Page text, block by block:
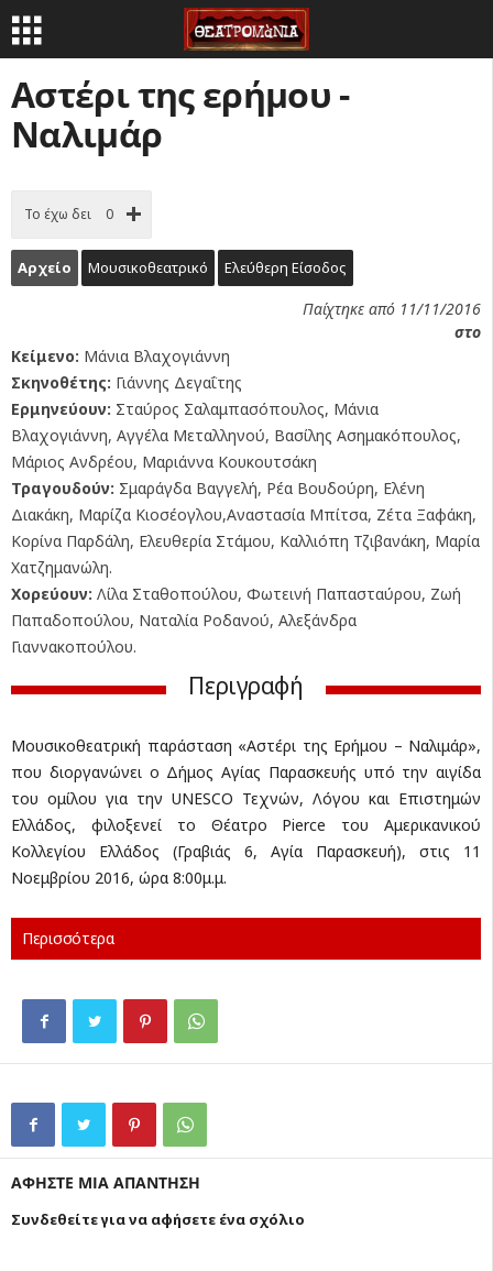
Αστέρι της ερήμου -
Ναλιμάρ
Το έχω δει 0
Αρχείο Μουσικοθεατρικό Ελεύθερη Είσοδος
Παίχτηκε από 11/11/2016
στο
Κείμενο: Μάνια Βλαχογιάννη
Σκηνοθέτης: Γιάννης Δεγαΐτης
Ερμηνεύουν: Σταύρος Σαλαμπασόπουλος, Μάνια
Βλαχογιάννη, Αγγέλα Μεταλληνού, Βασίλης Ασημακόπουλος,
Μάριος Ανδρέου, Μαριάννα Κουκουτσάκη
Τραγουδούν: Σμαράγδα Βαγγελή, Ρέα Βουδούρη, Ελένη
Διακάκη, Μαρίζα Κιοσέογλου,Αναστασία Μπίτσα, Ζέτα Ξαφάκη,
Κορίνα Παρδάλη, Ελευθερία Στάμου, Καλλιόπη Τζιβανάκη, Μαρία
Χατζημανώλη.
Χορεύουν: Λίλα Σταθοπούλου, Φωτεινή Παπασταύρου, Ζωή
Παπαδοπούλου, Ναταλία Ροδανού, Αλεξάνδρα
Γιαννακοπούλου.
Περιγραφή
Mουσικοθεατρική παράσταση «Αστέρι της Ερήμου – Ναλιμάρ»,
που διοργανώνει ο Δήμος Αγίας Παρασκευής υπό την αιγίδα
του ομίλου για την UNESCO Τεχνών, Λόγου και Επιστημών
Ελλάδος, φιλοξενεί το Θέατρο Pierce του Αμερικανικού
Κολλεγίου Ελλάδος (Γραβιάς 6, Αγία Παρασκευή), στις 11
Νοεμβρίου 2016, ώρα 8:00μ.μ.
Περισσότερα
ΑΦΗΣΤΕ ΜΙΑ ΑΠΑΝΤΗΣΗ
Συνδεθείτε για να αφήσετε ένα σχόλιο